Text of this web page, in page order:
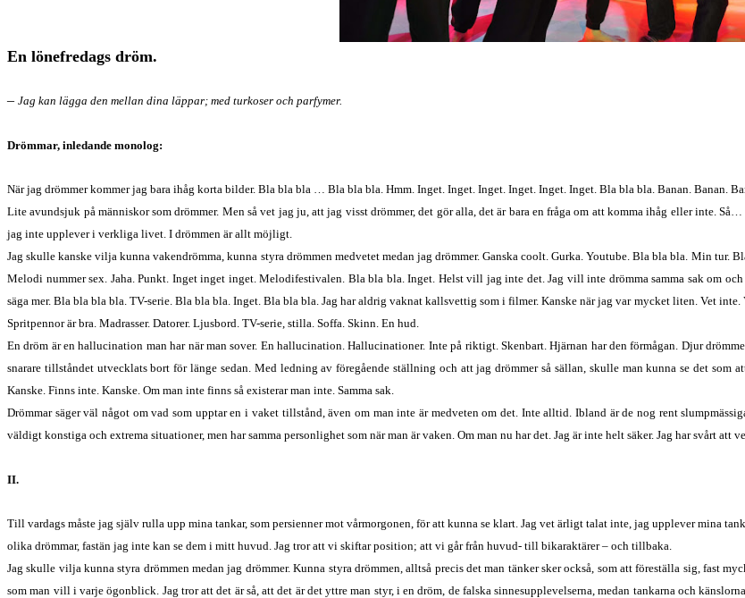
En lönefredags dröm.
– Jag kan lägga den mellan dina läppar; med turkoser och parfymer.
Drömmar, inledande monolog:
När jag drömmer kommer jag bara ihåg korta bilder. Bla bla bla … Bla bla bla. Hmm. Inget. Inget. Inget. Inget. Inget. Inget. Bla bla bla. Banan. Banan.
Lite avundsjuk på människor som drömmer. Men så vet jag ju, att jag visst drömmer, det gör alla, det är bara en fråga om att komma ihåg eller inte.
jag inte upplever i verkliga livet. I drömmen är allt möjligt.
Jag skulle kanske vilja kunna vakendrömma, kunna styra drömmen medvetet medan jag drömmer. Ganska coolt. Gurka. Youtube. Bla bla bla. Min tur.
Melodi nummer sex. Jaha. Punkt. Inget inget inget. Melodifestivalen. Bla bla bla. Inget. Helst vill jag inte det. Jag vill inte drömma samma sak om
säga mer. Bla bla bla bla. TV-serie. Bla bla bla. Inget. Bla bla bla. Jag har aldrig vaknat kallsvettig som i filmer. Kanske när jag var mycket liten. Vet
Spritpennor är bra. Madrasser. Datorer. Ljusbord. TV-serie, stilla. Soffa. Skinn. En hud.
En dröm är en hallucination man har när man sover. En hallucination. Hallucinationer. Inte på riktigt. Skenbart. Hjärnan har den förmågan. Djur
snarare tillståndet utvecklats bort för länge sedan. Med ledning av föregående ställning och att jag drömmer så sällan, skulle man kunna se det
Kanske. Finns inte. Kanske. Om man inte finns så existerar man inte. Samma sak.
Drömmar säger väl något om vad som upptar en i vaket tillstånd, även om man inte är medveten om det. Inte alltid. Ibland är de nog rent
väldigt konstiga och extrema situationer, men har samma personlighet som när man är vaken. Om man nu har det. Jag är inte helt säker. Jag har svårt att
II.
Till vardags måste jag själv rulla upp mina tankar, som persienner mot vårmorgonen, för att kunna se klart. Jag vet ärligt talat inte, jag upplever mina
olika drömmar, fastän jag inte kan se dem i mitt huvud. Jag tror att vi skiftar position; att vi går från huvud- till bikaraktärer – och tillbaka.
Jag skulle vilja kunna styra drömmen medan jag drömmer. Kunna styra drömmen, alltså precis det man tänker sker också, som att föreställa sig, fast
som man vill i varje ögonblick. Jag tror att det är så, att det är det yttre man styr, i en dröm, de falska sinnesupplevelserna, medan tankarna och